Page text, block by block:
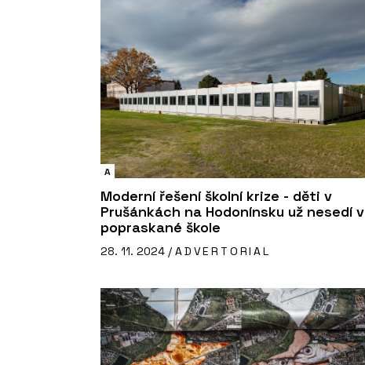
A
Moderní řešení školní krize - děti v
Prušánkách na Hodonínsku už nesedí v
popraskané škole
28. 11. 2024 / ADVERTORIAL